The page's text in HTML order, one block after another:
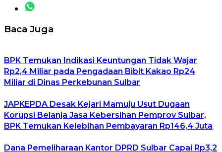
Baca Juga
BPK Temukan Indikasi Keuntungan Tidak Wajar
Rp2,4 Miliar pada Pengadaan Bibit Kakao Rp24
Miliar di Dinas Perkebunan Sulbar
JAPKEPDA Desak Kejari Mamuju Usut Dugaan
Korupsi Belanja Jasa Kebersihan Pemprov Sulbar,
BPK Temukan Kelebihan Pembayaran Rp146,4 Juta
Dana Pemeliharaan Kantor DPRD Sulbar Capai Rp3,2